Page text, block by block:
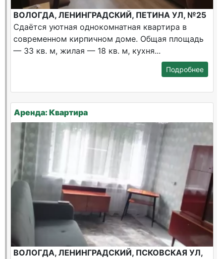
ВОЛОГДА, ЛЕНИНГРАДСКИЙ, ПЕТИНА УЛ, №25
Сдаётся уютная однокомнатная квартира в
современном кирпичном доме. Общая площадь
— 33 кв. м, жилая — 18 кв. м, кухня...
Подробнее
Аренда: Квартира
ВОЛОГДА, ЛЕНИНГРАДСКИЙ, ПСКОВСКАЯ УЛ,